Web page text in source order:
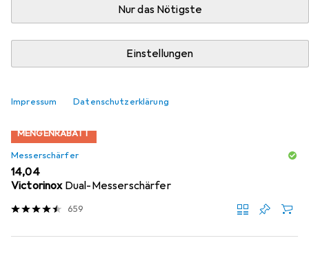
Nur das Nötigste
Einstellungen
Impressum Datenschutzerklärung
Messerschärfer Schneidebrett
MENGENRABATT
Messerschärfer
EUR
14,04
Victorinox Dual-Messerschärfer
659